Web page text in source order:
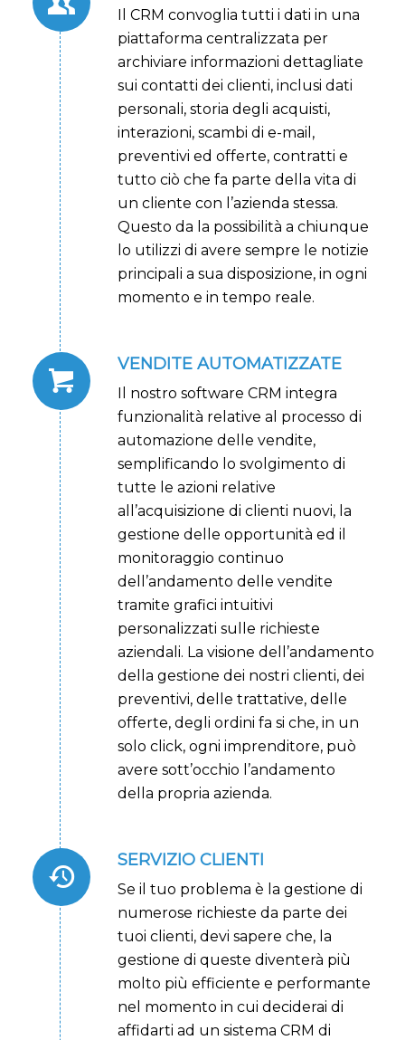
Il CRM convoglia tutti i dati in una
piattaforma centralizzata per
archiviare informazioni dettagliate
sui contatti dei clienti, inclusi dati
personali, storia degli acquisti,
interazioni, scambi di e-mail,
preventivi ed offerte, contratti e
tutto ciò che fa parte della vita di
un cliente con l’azienda stessa.
Questo da la possibilità a chiunque
lo utilizzi di avere sempre le notizie
principali a sua disposizione, in ogni
momento e in tempo reale.
VENDITE AUTOMATIZZATE
Il nostro software CRM integra
funzionalità relative al processo di
automazione delle vendite,
semplificando lo svolgimento di
tutte le azioni relative
all’acquisizione di clienti nuovi, la
gestione delle opportunità ed il
monitoraggio continuo
dell’andamento delle vendite
tramite grafici intuitivi
personalizzati sulle richieste
aziendali. La visione dell’andamento
della gestione dei nostri clienti, dei
preventivi, delle trattative, delle
offerte, degli ordini fa si che, in un
solo click, ogni imprenditore, può
avere sott’occhio l’andamento
della propria azienda.
SERVIZIO CLIENTI
Se il tuo problema è la gestione di
numerose richieste da parte dei
tuoi clienti, devi sapere che, la
gestione di queste diventerà più
molto più efficiente e performante
nel momento in cui deciderai di
affidarti ad un sistema CRM di